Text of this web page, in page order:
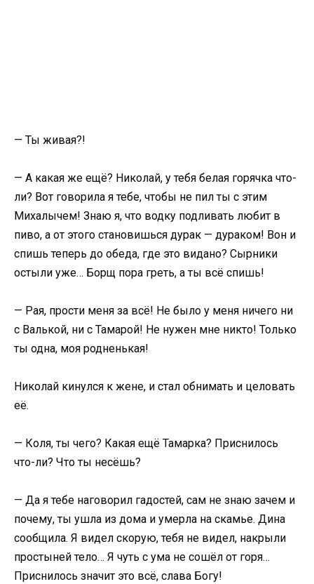
— Ты живая?!
— А какая же ещё? Николай, у тебя белая горячка что-
ли? Вот говорила я тебе, чтобы не пил ты с этим
Михалычем! Знаю я, что водку подливать любит в
пиво, а от этого становишься дурак — дураком! Вон и
спишь теперь до обеда, где это видано? Сырники
остыли уже… Борщ пора греть, а ты всё спишь!
— Рая, прости меня за всё! Не было у меня ничего ни
с Валькой, ни с Тамарой! Не нужен мне никто! Только
ты одна, моя родненькая!
Николай кинулся к жене, и стал обнимать и целовать
её.
— Коля, ты чего? Какая ещё Тамарка? Приснилось
что-ли? Что ты несёшь?
— Да я тебе наговорил гадостей, сам не знаю зачем и
почему, ты ушла из дома и умерла на скамье. Дина
сообщила. Я видел скорую, тебя не видел, накрыли
простыней тело… Я чуть с ума не сошёл от горя…
Приснилось значит это всё, слава Богу!